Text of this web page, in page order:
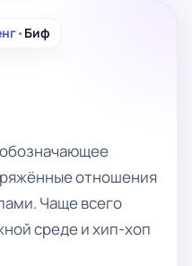
• Биф
отношения
Чаще всего
среде и хип-хоп